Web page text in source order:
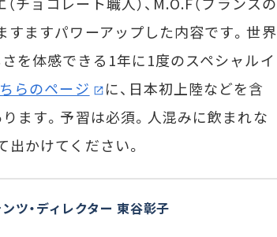
すますパワーアップした内容です。世界
を体感できる1年に1度のスペシャルイ
らのページ
に、日本初上陸などを含
ます。予習は必須。人混みに飲まれな
出かけてください。
ツ・ディレクター 東谷彰子